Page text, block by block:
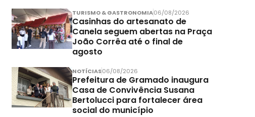
TURISMO & GASTRONOMIA06/08/2026
Casinhas do artesanato de
Canela seguem abertas na Praça
João Corrêa até o final de
agosto
NOTÍCIAS06/08/2026
Prefeitura de Gramado inaugura
Casa de Convivência Susana
Bertolucci para fortalecer área
social do município